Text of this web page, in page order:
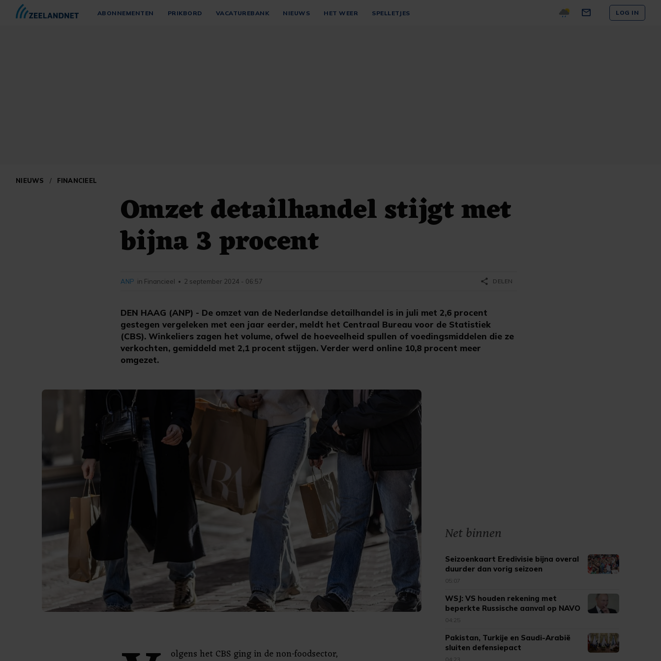
ABONNEMENTEN PRIKBORD VACATUREBANK NIEUWS HET WEER SPELLETJES LOG IN
NIEUWS / FINANCIEEL
Omzet detailhandel stijgt met
bijna 3 procent
DEN HAAG (ANP) - De omzet van de Nederlandse detailhandel is in juli met 2,6 procent
gestegen vergeleken met een jaar eerder, meldt het Centraal Bureau voor de Statistiek
(CBS). Winkeliers zagen het volume, ofwel de hoeveelheid spullen of voedingsmiddelen die ze
verkochten, gemiddeld met 2,1 procent stijgen. Verder werd online 10,8 procent meer
omgezet.
ANP in Financieel • 2 september 2024 - 06:57 share DELEN
olgens het CBS ging in de non-foodsector,
Net binnen
Seizoenkaart Eredivisie bijna overal
duurder dan vorig seizoen
05:07
WSJ: VS houden rekening met
beperkte Russische aanval op NAVO
04:25
Pakistan, Turkije en Saudi-Arabië
sluiten defensiepact
04:23